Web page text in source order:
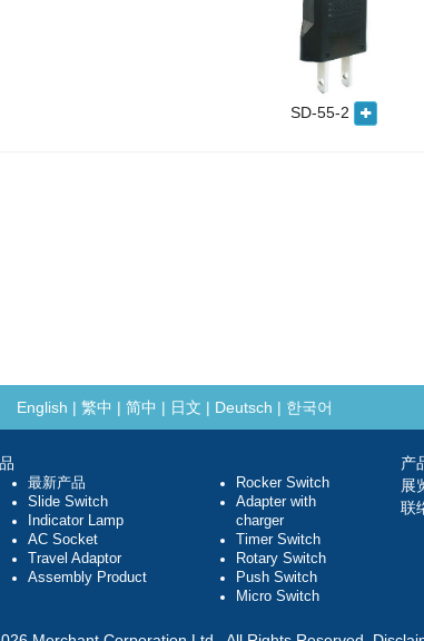
SD-55-2
English | 繁中 | 简中 | 日文 | Deutsch | 한국어
最新产品
Slide Switch
Indicator Lamp
AC Socket
Travel Adaptor
Assembly Product
Rocker Switch
Adapter with
charger
Timer Switch
Rotary Switch
Push Switch
Micro Switch
产
展
联